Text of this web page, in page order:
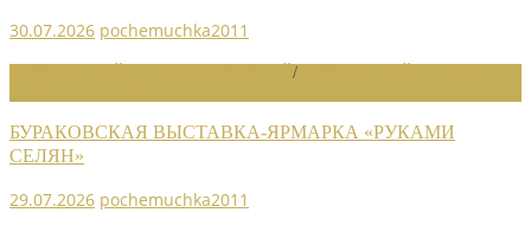
30.07.2026 pochemuchka2011
/
БУРАКОВСКАЯ ВЫСТАВКА-ЯРМАРКА «РУКАМИ
СЕЛЯН»
29.07.2026 pochemuchka2011